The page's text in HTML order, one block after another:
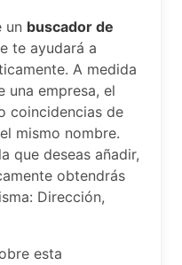
un buscador de
te ayudará a
A medida
una empresa, el
coincidencias de
mismo nombre.
que deseas añadir,
obtendrás
Dirección,
esta